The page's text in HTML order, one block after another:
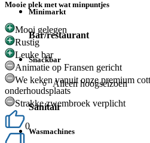
Minimarkt
Bar/restaurant
Snackbar
Alleen hoogseizoen
Sanitair
Wasmachines
Mooie plek met wat minpuntjes
Mooi gelegen
Rustig
Leuke bar
Animatie op Fransen gericht
We keken vanuit onze premium
onderhoudsplaats
Strakke zwembroek verplicht
0